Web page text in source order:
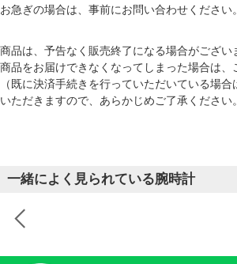
お急ぎの場合は、事前にお問い合わせください。
商品は、予告なく販売終了になる場合がござい
商品をお届けできなくなってしまった場合は、
（既に決済手続きを行っていただいている場
いただきますので、あらかじめご了承ください。
一緒によく見られている腕時計